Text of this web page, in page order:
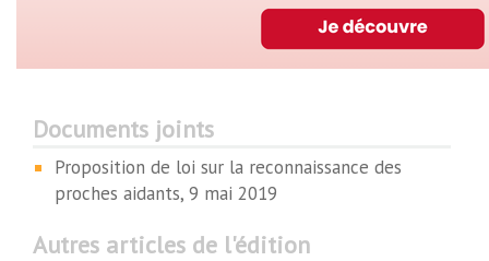
Documents joints
Proposition de loi sur la reconnaissance des
proches aidants, 9 mai 2019
Autres articles de l'édition